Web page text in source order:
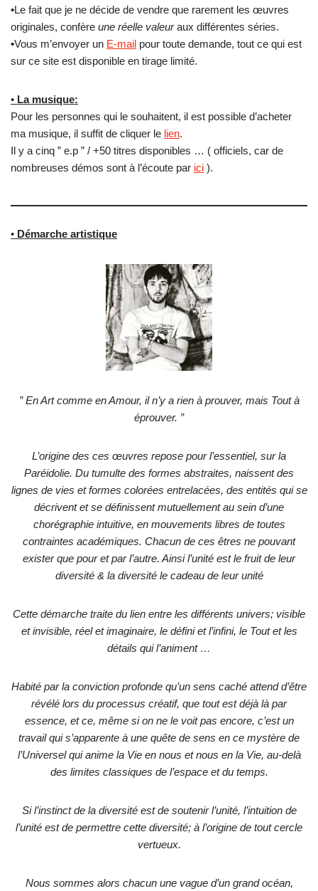
•Le fait que je ne décide de vendre que rarement les œuvres
originales, confère une réelle valeuraux différentes séries.
•Vous m’envoyer un E-mail pour toute demande, tout ce qui est
sur ce site est disponible en tirage limité.
• La musique:
Pour les personnes qui le souhaitent, il est possible d’acheter
ma musique, il suffit de cliquer le lien.
Il y a cinq ” e.p ” / +50 titres disponibles … ( officiels, car de
nombreuses démos sont à l’écoute par ici ).
• Démarche artistique
” En Art comme en Amour, il n’y a rien à prouver, mais Tout à
éprouver. ”
L’origine des ces œuvres repose pour l’essentiel, sur la
Paréidolie. Du tumulte des formes abstraites, naissent des
lignes de vies et formes colorées entrelacées, des entités qui se
décrivent et se définissent mutuellement au sein d’une
chorégraphie intuitive, en mouvements libres de toutes
contraintes académiques. Chacun de ces êtres ne pouvant
exister que pour et par l’autre. Ainsi l’unité est le fruit de leur
diversité & la diversité le cadeau de leur unité
Cette démarche traite du lien entre les différents univers; visible
et invisible, réel et imaginaire, le défini et l’infini, le Tout et les
détails qui l’animent …
Habité par la conviction profonde qu’un sens caché attend d’être
révélé lors du processus créatif, que tout est déjà là par
essence, et ce, même si on ne le voit pas encore, c’est un
travail qui s’apparente à une quête de sens en ce mystère de
l’Universel qui anime la Vie en nous et nous en la Vie, au-delà
des limites classiques de l’espace et du temps.
Si l’instinct de la diversité est de soutenir l’unité, l’intuition de
l’unité est de permettre cette diversité; à l’origine de tout cercle
vertueux.
Nous sommes alors chacun une vague d’un grand océan,